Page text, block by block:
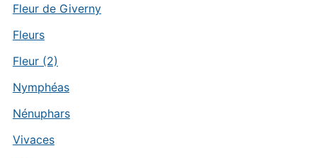
Fleur de Giverny
Fleurs
Fleur (2)
Nymphéas
Nénuphars
Vivaces